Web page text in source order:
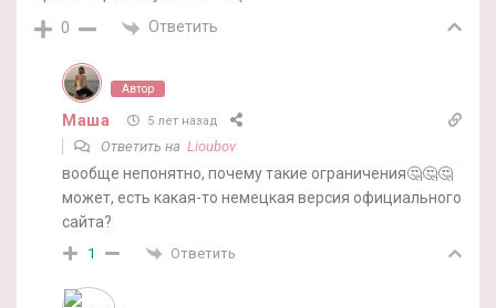
0 Ответить
Автор
Маша 5 лет назад
Ответить на Lioubov
вообще непонятно, почему такие ограничения🤔🤔🤔
может, есть какая-то немецкая версия официального
сайта?
1 Ответить